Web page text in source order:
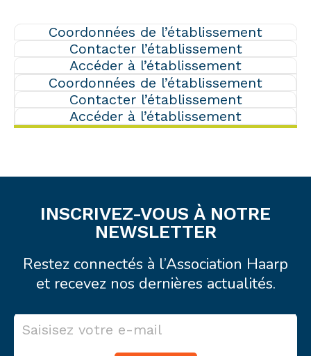
Coordonnées de l’établissement
Contacter l’établissement
Accéder à l’établissement
Coordonnées de l’établissement
Contacter l’établissement
Accéder à l’établissement
INSCRIVEZ-VOUS À NOTRE
NEWSLETTER
Restez connectés à l’Association Haarp
et recevez nos dernières actualités.